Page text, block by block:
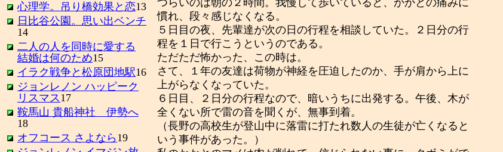
慣れ、段々感じなくなる。
５日目の夜、先輩達が次の日の行程を相談していた。２日分の行
程を１日で行こうというのである。
ただただ怖かった、この時は。
さて、１年の友達は荷物が神経を圧迫したのか、手が肩から上に
上がらなくなっていた。
６日目、２日分の行程なので、暗いうちに出発する。午後、木が
全くない所で雷の音を聞くが、無事到着。
（長野の高校生が登山中に落雷に打たれ数人の生徒が亡くなると
いう事件があった。）
心理学。吊り橋効果と恋13
日比谷公園。思い出ベンチ
14
二人の人を同時に愛する
結婚は何のため15
イラク戦争と松原団地駅16
ジョンレノン ハッピーク
リスマス 17
鞍馬山 貴船神社 伊勢へ
18
オフコース さよなら19